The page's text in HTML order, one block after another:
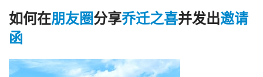
如何在朋友圈分享乔迁之喜并发出邀请
函